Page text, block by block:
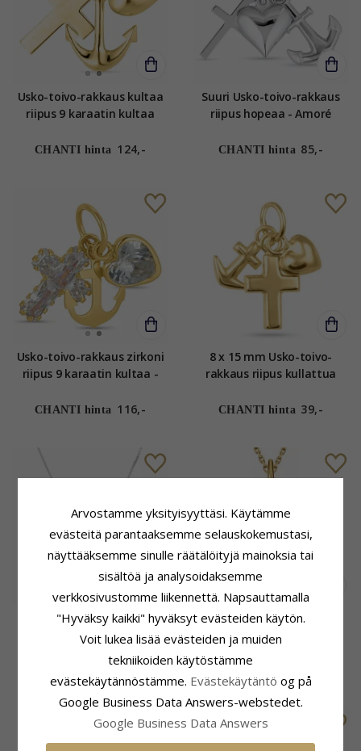
Usko-toivo-rakkaus kultaa
riipus 9 karaatin kultaa
CHANTI hinta 124,-
Suuri Usko-toivo-rakkaus
riipus hopeaa - Amoré
CHANTI hinta 85,-
Usko-toivo-rakkaus zirkoni
riipus 9 karaatin kultaa -
CHANTI hinta 116,-
8 x 15 mm Usko-toivo-
rakkaus riipus kullattua
CHANTI hinta 39,-
Usko-toivo-rakkaus
kaulaketju hopeaa riipus
62,-
Usko-toivo-rakkaus
kaulaketju kullattua
hopeaa riipus 9 karaatin
kultaa - Amoré
Arvostamme yksityisyyttäsi. Käytämme
evästeitä parantaaksemme selauskokemustasi,
näyttääksemme sinulle räätälöityjä mainoksia tai
sisältöä ja analysoidaksemme
verkkosivustomme liikennettä. Napsauttamalla
"Hyväksy kaikki" hyväksyt evästeiden käytön.
Voit lukea lisää evästeiden ja muiden
tekniikoiden käytöstämme
evästekäytännöstämme. Evästekäytäntö og på
Google Business Data Answers-webstedet.
Google Business Data Answers